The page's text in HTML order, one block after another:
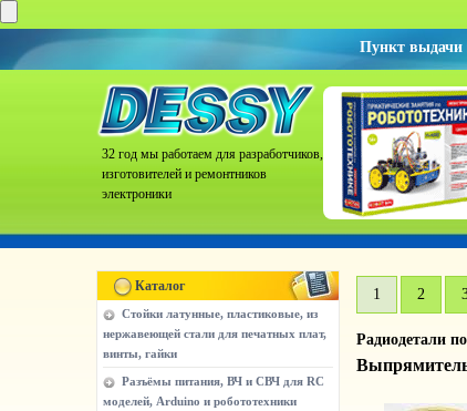
Пункт выдачи
32 год мы работаем для разработчиков,
изготовителей и ремонтников
электроники
Каталог
Стойки латунные, пластиковые, из
нержавеющей стали для печатных плат,
винты, гайки
Разъёмы питания, ВЧ и СВЧ для RC
моделей, Arduino и робототехники
1 2
Радиодетали